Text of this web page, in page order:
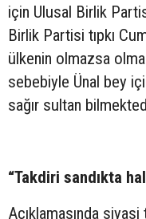
için Ulusal Birlik
Birlik Partisi tıpkı
ülkenin olmazsa
sebebiyle Ünal bey
sağır sultan
“Takdiri sandıkta
Açıklamasında